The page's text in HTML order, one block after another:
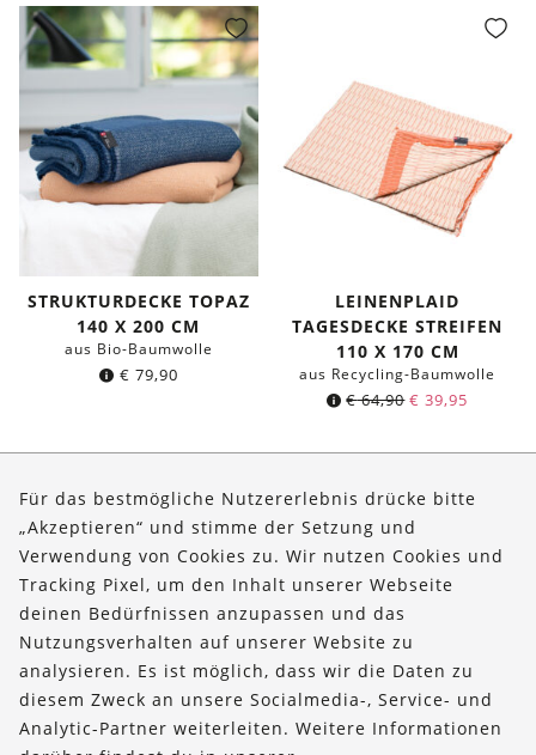
STRUKTURDECKE TOPAZ
140 X 200 CM
aus Bio-Baumwolle
€ 79,90
LEINENPLAID
TAGESDECKE STREIFEN
110 X 170 CM
aus Recycling-Baumwolle
€64,90 € 39,95
Über uns
Bestellungen
Kontakt & Hilfe
FOLLOW US
Für das bestmögliche Nutzererlebnis drücke bitte
„Akzeptieren“ und stimme der Setzung und
Verwendung von Cookies zu. Wir nutzen Cookies und
Tracking Pixel, um den Inhalt unserer Webseite
deinen Bedürfnissen anzupassen und das
Nutzungsverhalten auf unserer Website zu
analysieren. Es ist möglich, dass wir die Daten zu
diesem Zweck an unsere Socialmedia-, Service- und
Analytic-Partner weiterleiten. Weitere Informationen